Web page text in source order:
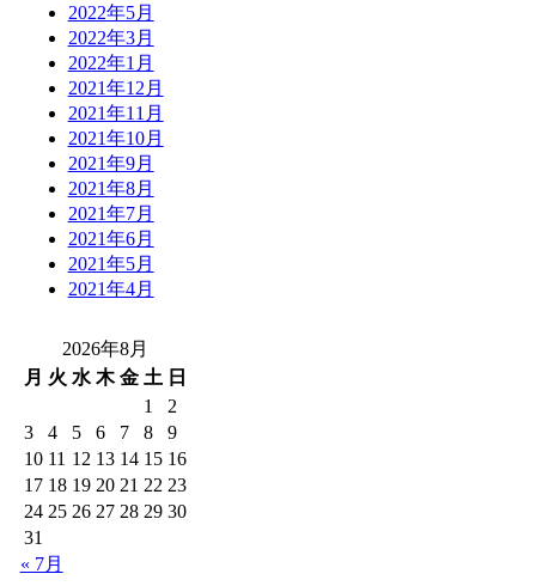
2022年5月
2022年3月
2022年1月
2021年12月
2021年11月
2021年10月
2021年9月
2021年8月
2021年7月
2021年6月
2021年5月
2021年4月
2026年8月
月 火 水 木 金 土 日
1
2
3
4 5 6 7 8
9
10 11 12 13 14 15 16
17 18 19 20 21 22 23
24 25 26 27 28 29 30
31
« 7月